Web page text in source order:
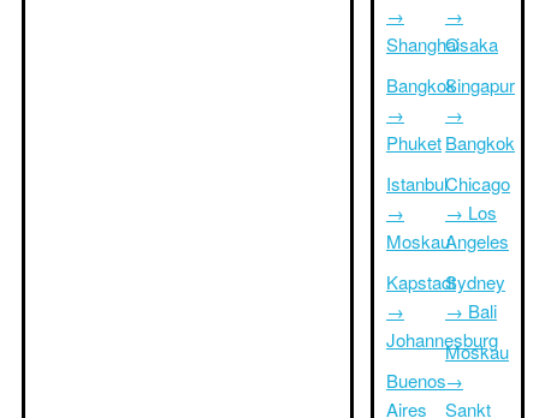
→
Shanghai
Bangkok
→
Phuket
Istanbul
→
Moskau
Kapstadt
→
Johannesburg
Buenos
Aires
→
Osaka
Singapur
→
Bangkok
Chicago
→ Los
Angeles
Sydney
→ Bali
Moskau
→
Sankt